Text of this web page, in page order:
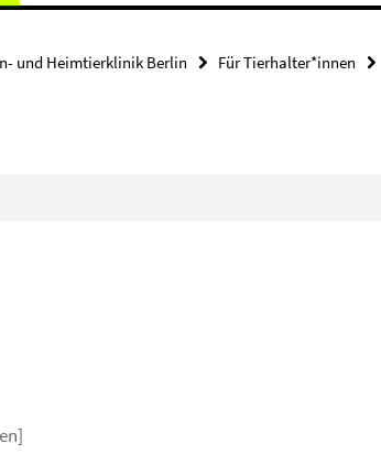
und Heimtierklinik Berlin Für Tierhalter*innen